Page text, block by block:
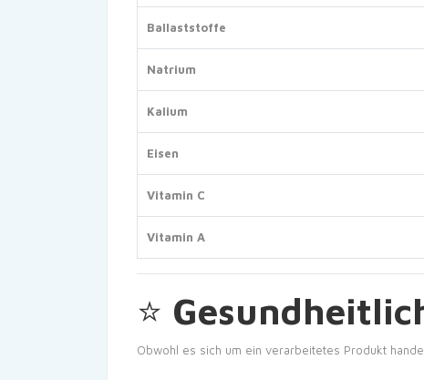
Ballaststoffe
Natrium
Kalium
Eisen
Vitamin C
Vitamin A
⭐
Obwohl es sich um ein verarbeitetes Produkt